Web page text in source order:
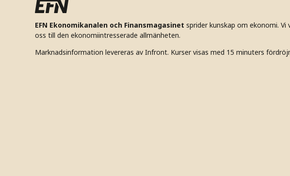
EFN Ekonomikanalen och Finansmagasinet sprider kunskap om ekonomi. Vi
oss till den ekonomiintresserade allmänheten.
Marknadsinformation levereras av Infront. Kurser visas med 15 minuters